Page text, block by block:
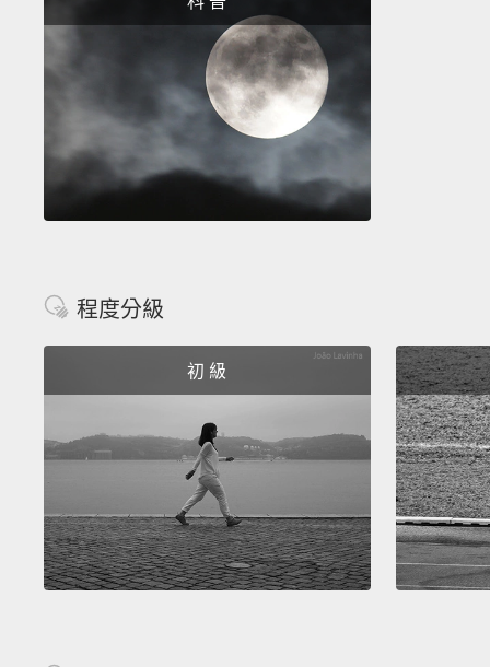
程度分級
初 級